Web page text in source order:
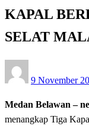
KAPAL
SELAT
on
9 November
Medan Belawan –
menangkap Tiga